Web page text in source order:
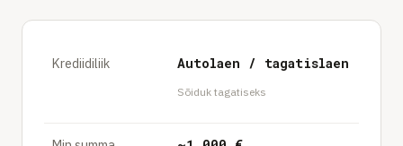
Krediidiliik Autolaen / tagatislaen
Sõiduk tagatiseks